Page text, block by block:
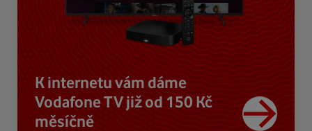
K internetu vám dáme
Vodafone TV již od 150 Kč
měsíčně